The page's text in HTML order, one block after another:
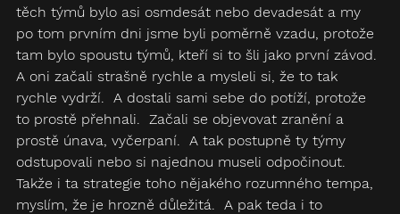
těch týmů bylo asi osmdesát nebo devadesát a my
po tom prvním dni jsme byli poměrně vzadu, protože
tam bylo spoustu týmů, kteří si to šli jako první závod.
A oni začali strašně rychle a mysleli si, že to tak
rychle vydrží.  A dostali sami sebe do potíží, protože
to prostě přehnali.  Začali se objevovat zranění a
prostě únava, vyčerpaní.  A tak postupně ty týmy
odstupovali nebo si najednou museli odpočinout.
Takže i ta strategie toho nějakého rozumného tempa,
myslím, že je hrozně důležitá.  A pak teda i to